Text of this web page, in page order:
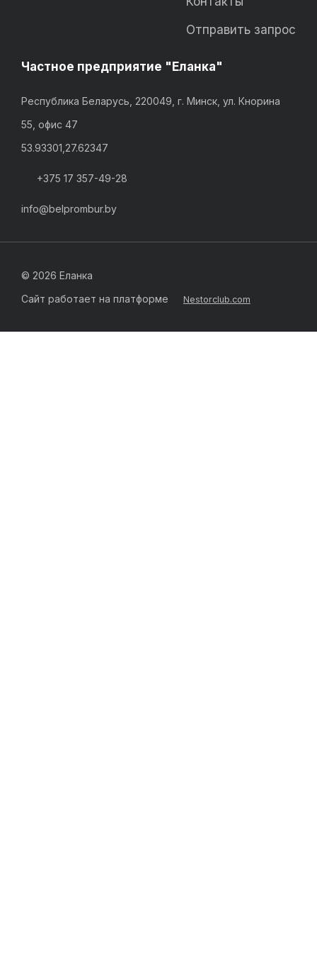
Отправить запрос
Частное предприятие "Еланка"
Республика Беларусь, 220049, г. Минск, ул. Кнорина
55, офис 47
53.93301,27.62347
+375 17 357-49-28
info@belprombur.by
© 2026 Еланка
Сайт работает на платформе
Nestorclub.com